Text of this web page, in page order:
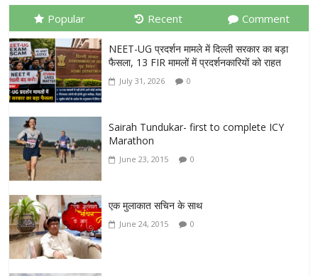
Popular Recent Comment
NEET-UG प्रदर्शन मामले में दिल्ली सरकार का बड़ा
फैसला, 13 FIR मामलों में प्रदर्शनकारियों को राहत
July 31, 2026 0
Sairah Tundukar- first to complete ICY
Marathon
June 23, 2015 0
एक मुलाकात सचिन के साथ
June 24, 2015 0